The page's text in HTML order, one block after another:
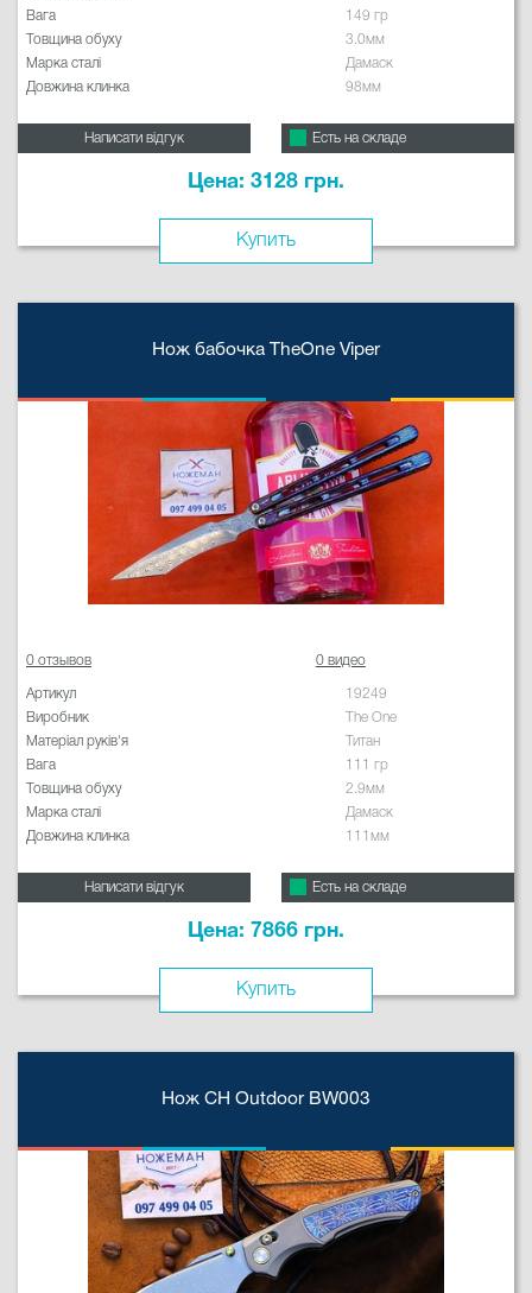
Вага
149 гр
Товщина обуху
3.0мм
Марка сталі
Дамаск
Довжина клинка
98мм
Написати відгук Есть на складе
Цена: 3128 грн.
Купить
Нож бабочка TheOne Viper
0 отзывов 0 видео
Артикул
19249
Виробник
The One
Матеріал руків'я
Титан
Вага
111 гр
Товщина обуху
2.9мм
Марка сталі
Дамаск
Довжина клинка
111мм
Написати відгук Есть на складе
Цена: 7866 грн.
Купить
Нож CH Outdoor BW003